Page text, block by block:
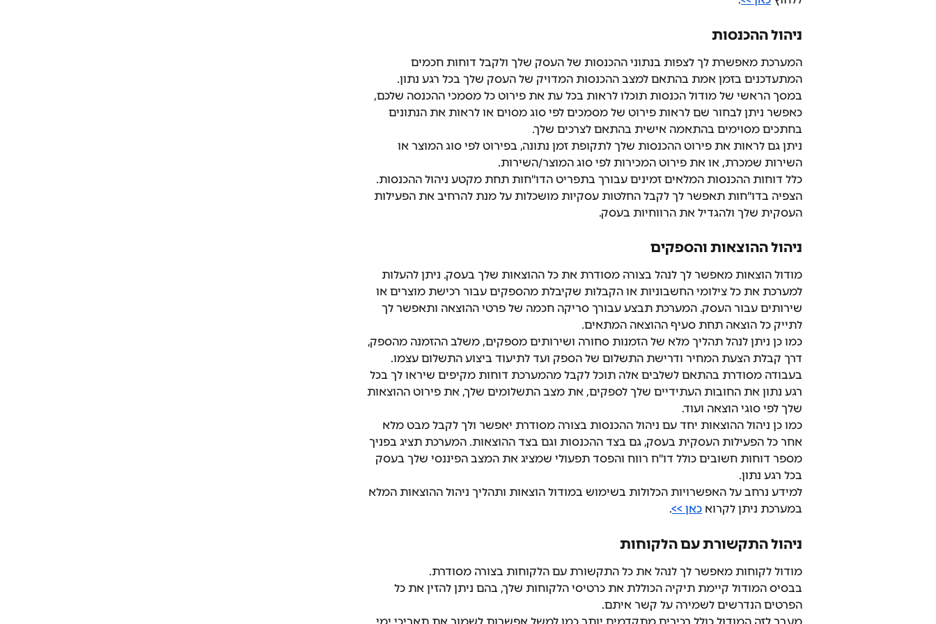
ניהול ההכנסות
המערכת מאפשרת לך לצפות בנתוני ההכנסות של העסק שלך ולקבל דוחות חכמים
המתעדכנים בזמן אמת בהתאם למצב ההכנסות המדויק של העסק שלך בכל רגע נתון.
במסך הראשי של מודול הכנסות תוכלו לראות בכל עת את פירוט כל מסמכי ההכנסה שלכם,
כאפשר ניתן לבחור שם לראות פירוט של מסמכים לפי סוג מסוים או לראות את הנתונים
בחתכים מסוימים בהתאמה אישית בהתאם לצרכים שלך.
ניתן גם לראות את פירוט ההכנסות שלך לתקופת זמן נתונה, בפירוט לפי סוג המוצר או
השירות שמכרת, או את פירוט המכירות לפי סוג המוצר/השירות.
כלל דוחות ההכנסות המלאים זמינים עבורך בתפריט הדו"חות תחת מקטע ניהול ההכנסות.
הצפיה בדו"חות תאפשר לך לקבל החלטות עסקיות מושכלות על מנת להרחיב את הפעילות
העסקית שלך ולהגדיל את הרווחיות בעסק.
ניהול ההוצאות והספקים
מודול הוצאות מאפשר לך לנהל בצורה מסודרת את כל ההוצאות שלך בעסק. ניתן להעלות
למערכת את כל צילומי החשבוניות או הקבלות שקיבלת מהספקים עבור רכישת מוצרים או
שירותים עבור העסק. המערכת תבצע עבורך סריקה חכמה של פרטי ההוצאה ותאפשר לך
לתייק כל הוצאה תחת סעיף ההוצאה המתאים.
כמו כן ניתן לנהל תהליך מלא של הזמנות סחורה ושירותים מספקים, משלב ההזמנה מהספק,
דרך קבלת הצעת המחיר ודרישת התשלום של הספק ועד לתיעוד ביצוע התשלום עצמו.
בעבודה מסודרת בהתאם לשלבים אלה תוכל לקבל מהמערכת דוחות מקיפים שיראו לך בכל
רגע נתון את החובות העתידיים שלך לספקים, את מצב התשלומים שלך, את פירוט ההוצאות
שלך לפי סוגי הוצאה ועוד.
כמו כן ניהול ההוצאות יחד עם ניהול ההכנסות בצורה מסודרת יאפשר ולך לקבל מבט מלא
אחר כל הפעילות העסקית בעסק, גם בצד ההכנסות וגם בצד ההוצאות. המערכת תציג בפניך
מספר דוחות חשובים כולל דו"ח רווח והפסד תפעולי שמציג את המצב הפיננסי שלך בעסק
בכל רגע נתון.
למידע נרחב על האפשרויות הכלולות בשימוש במודול הוצאות ותהליך ניהול ההוצאות המלא
במערכת ניתן לקרוא כאן >>.
ניהול התקשורת עם הלקוחות
מודול לקוחות מאפשר לך לנהל את כל התקשורת עם הלקוחות בצורה מסודרת.
בבסיס המודול קיימת תיקיה הכוללת את כרטיסי הלקוחות שלך, בהם ניתן להזין את כל
הפרטים הנדרשים לשמירה על קשר איתם.